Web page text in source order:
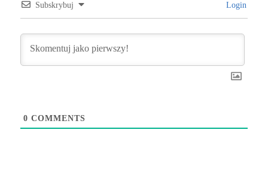
Subskrybuj Login
0 COMMENTS